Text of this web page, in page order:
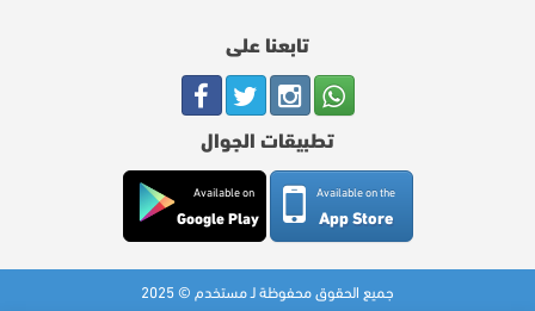
تابعنا على
تطبيقات الجوال
Available on the
App Store
Available on
Google Play
جميع الحقوق محفوظة لـ مستخدم © 2025